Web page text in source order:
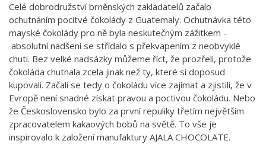
Celé dobrodružství brněnských zakladatelů začalo
ochutnáním pocitvé čokolády z Guatemaly. Ochutnávka této
mayské čokolády pro ně byla neskutečným zážitkem –
absolutní nadšení se střídalo s překvapením z neobvyklé
chuti. Bez velké nadsázky můžeme říct, že prozřeli, protože
čokoláda chutnala zcela jinak než ty, které si doposud
kupovali. Začali se tedy o čokoládu více zajímat a zjistili, že v
Evropě není snadné získat pravou a poctivou čokoládu. Nebo
že Československo bylo za první repuliky třetím největším
zpracovatelem kakaových bobů na světě. To vše je
inspirovalo k založení manufaktury AJALA CHOCOLATE.